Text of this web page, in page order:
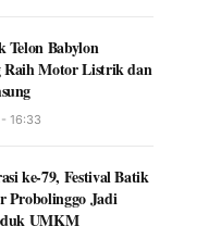
Telon Babylon
Raih Motor Listrik dan
16:33
ke-79, Festival Batik
Probolinggo Jadi
UMKM